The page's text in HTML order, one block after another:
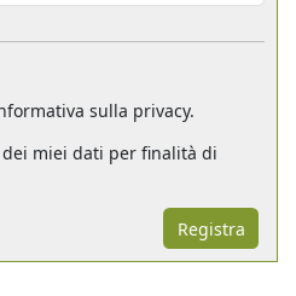
sulla privacy.
miei dati per finalità di